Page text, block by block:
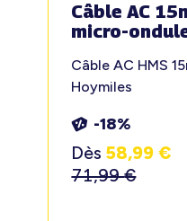
Câble AC
micro-
Câble AC HMS
Hoymiles
-18%
Dès 58,99€
71,99€